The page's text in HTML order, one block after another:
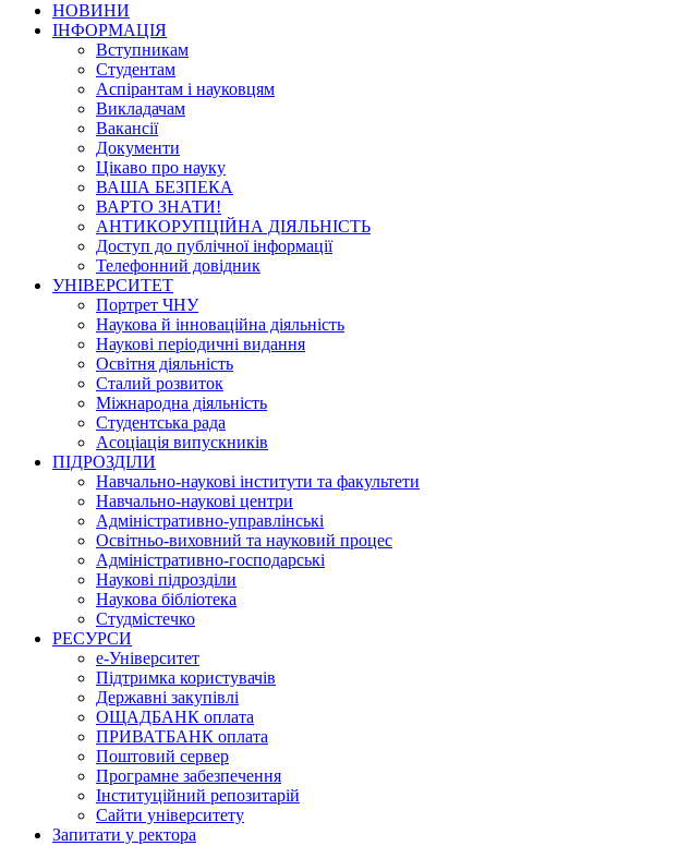
НОВИНИ
ІНФОРМАЦІЯ
Вступникам
Студентам
Аспірантам і науковцям
Викладачам
Вакансії
Документи
Цікаво про науку
ВАША БЕЗПЕКА
ВАРТО ЗНАТИ!
АНТИКОРУПЦІЙНА ДІЯЛЬНІСТЬ
Доступ до публічної інформації
Телефонний довідник
УНІВЕРСИТЕТ
Портрет ЧНУ
Наукова й інноваційна діяльність
Наукові періодичні видання
Освітня діяльність
Сталий розвиток
Міжнародна діяльність
Студентська рада
Асоціація випускників
ПІДРОЗДІЛИ
Навчально-наукові інститути та факультети
Навчально-наукові центри
Адміністративно-управлінські
Освітньо-виховний та науковий процес
Адміністративно-господарські
Наукові підрозділи
Наукова бібліотека
Студмістечко
РЕСУРСИ
е-Університет
Підтримка користувачів
Державні закупівлі
ОЩАДБАНК оплата
ПРИВАТБАНК оплата
Поштовий сервер
Програмне забезпечення
Інституційний репозитарій
Сайти університету
Запитати у ректора